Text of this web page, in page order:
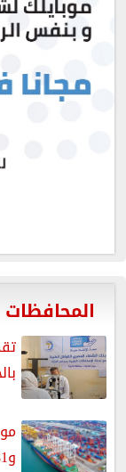
المحافظات
و681 شاحنة و74 سيارة